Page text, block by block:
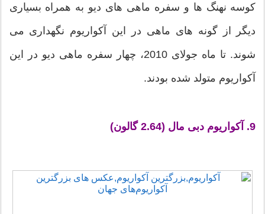
کوسه نهنگ ها و سفره ماهی های دیو به همراه بسیاری
دیگر از گونه های ماهی در این آکواریوم نگهداری می
شوند. تا ماه جولای 2010، چهار سفره ماهی دیو در این
آکواریوم متولد شده بودند.
9. آکواریوم دبی مال (2.64 گالون)